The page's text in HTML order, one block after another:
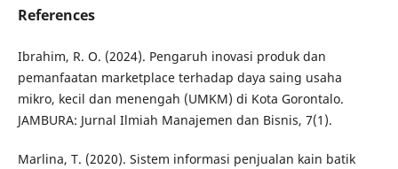
References
Ibrahim, R. O. (2024). Pengaruh inovasi produk dan
pemanfaatan marketplace terhadap daya saing usaha
mikro, kecil dan menengah (UMKM) di Kota Gorontalo.
JAMBURA: Jurnal Ilmiah Manajemen dan Bisnis, 7(1).
Marlina, T. (2020). Sistem informasi penjualan kain batik